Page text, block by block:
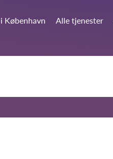
København Alle tjenester